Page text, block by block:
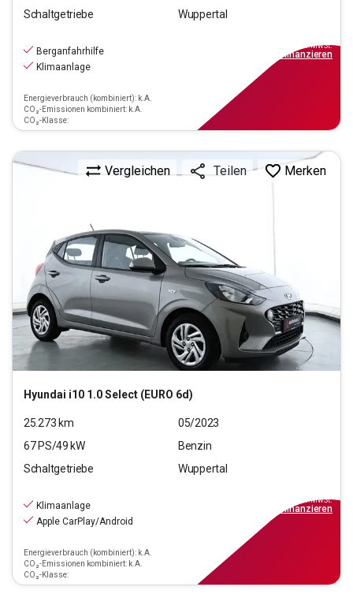
Schaltgetriebe
Wuppertal
Berganfahrhilfe
Klimaanlage
Energieverbrauch (kombiniert): k.A.
CO₂-Emissionen kombiniert: k.A.
CO₂-Klasse:
inkl.MwSt.
finanzieren
Hyundai i10 1.0 Select (EURO 6d)
Vergleichen Teilen Merken
25.273 km
05/2023
67PS/49 kW
Benzin
Schaltgetriebe
Wuppertal
Klimaanlage
Apple CarPlay/Android
Energieverbrauch (kombiniert): k.A.
CO₂-Emissionen kombiniert: k.A.
CO₂-Klasse:
inkl.MwSt.
finanzieren